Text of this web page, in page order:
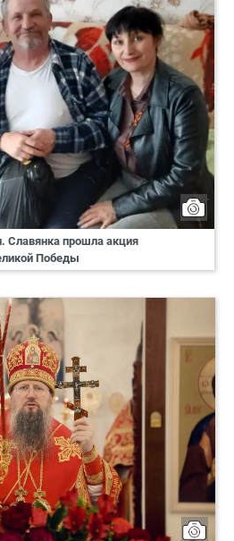
Славянка прошла акция
Победы